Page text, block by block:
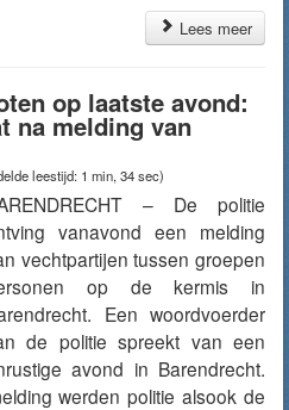
Lees meer
op laatste avond:
na melding van
leestijd: 1 min, 34 sec)
– De politie
vanavond een melding
vechtpartijen tussen groepen
op de kermis in
Een woordvoerder
de politie spreekt van een
avond in Barendrecht.
werden politie alsook de